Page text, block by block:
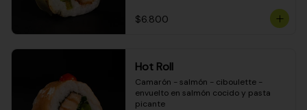
$6.800
Hot Roll
Camarón - salmón - ciboulette -
envuelto en salmón cocido y pasta
picante